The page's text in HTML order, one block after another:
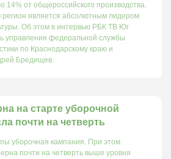
14% от общероссийского производства.
является абсолютным лидером
Об этом в интервью РБК ТВ Юг
управления федеральной службы
по Краснодарскому краю и
Бредищев.
на старте уборочной
почти на четверть
уборочная кампания. При этом
почти на четверть выше уровня